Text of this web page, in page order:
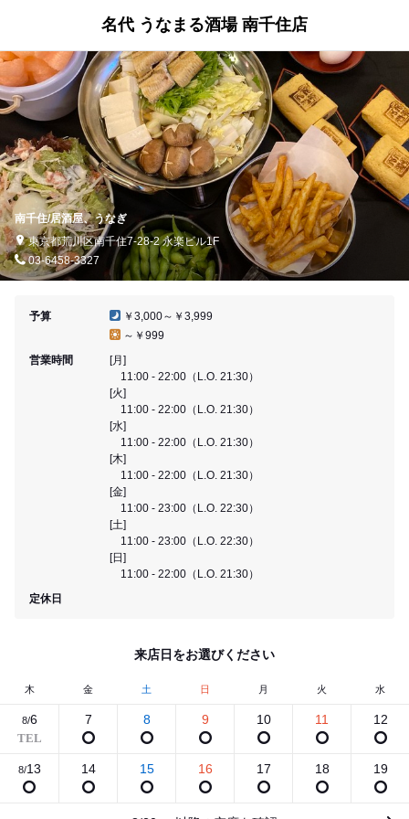
名代 うなまる酒場 南千住店
南千住/居酒屋、うなぎ
東京都荒川区南千住7-28-2 永楽ビル1F
03-6458-3327
予算
￥3,000～￥3,999
～￥999
営業時間
[月]
11:00 - 22:00（L.O. 21:30）
[火]
11:00 - 22:00（L.O. 21:30）
[水]
11:00 - 22:00（L.O. 21:30）
[木]
11:00 - 22:00（L.O. 21:30）
[金]
11:00 - 23:00（L.O. 22:30）
[土]
11:00 - 23:00（L.O. 22:30）
[日]
11:00 - 22:00（L.O. 21:30）
定休日
来店日をお選びください
木 金 土 日 月 火 水
8/6 7 8 9 10 11 12
8/13 14 15 16 17 18 19